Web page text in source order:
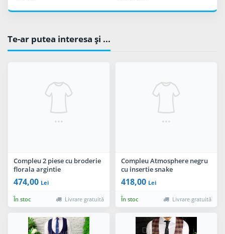
Te-ar putea interesa şi ...
Compleu 2 piese cu broderie
florala argintie
474,00 Lei
În stoc Livrare gratuită
Compleu Atmosphere negru
cu insertie snake
418,00 Lei
În stoc Livrare gratuită